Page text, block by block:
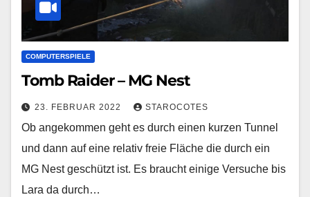
COMPUTERSPIELE
Tomb Raider – MG Nest
23. FEBRUAR 2022 STAROCOTES
Ob angekommen geht es durch einen kurzen Tunnel
und dann auf eine relativ freie Fläche die durch ein
MG Nest geschützt ist. Es braucht einige Versuche bis
Lara da durch…